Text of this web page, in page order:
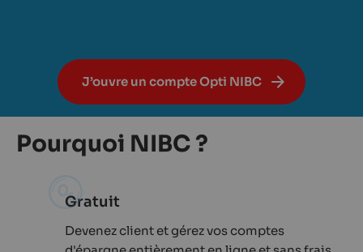
J’ouvre un compte Opti NIBC
Pourquoi NIBC ?
Gratuit
Devenez client et gérez vos comptes